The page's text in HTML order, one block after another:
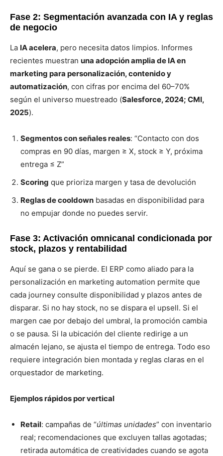
Fase 2: Segmentación avanzada con IA y reglas
de negocio
La IA acelera, pero necesita datos limpios. Informes
recientes muestran una adopción amplia de IA en
marketing para personalización, contenido y
automatización, con cifras por encima del 60–70%
según el universo muestreado (Salesforce, 2024; CMI,
2025).
Segmentos con señales reales: “Contacto con dos
compras en 90 días, margen ≥ X, stock ≥ Y, próxima
entrega ≤ Z”
Scoring que prioriza margen y tasa de devolución
Reglas de cooldown basadas en disponibilidad para
no empujar donde no puedes servir.
Fase 3: Activación omnicanal condicionada por
stock, plazos y rentabilidad
Aquí se gana o se pierde. El ERP como aliado para la
personalización en marketing automation permite que
cada journey consulte disponibilidad y plazos antes de
disparar. Si no hay stock, no se dispara el upsell. Si el
margen cae por debajo del umbral, la promoción cambia
o se pausa. Si la ubicación del cliente redirige a un
almacén lejano, se ajusta el tiempo de entrega. Todo eso
requiere integración bien montada y reglas claras en el
orquestador de marketing.
Ejemplos rápidos por vertical
Retail: campañas de “últimas unidades” con inventario
real; recomendaciones que excluyen tallas agotadas;
retirada automática de creatividades cuando se agota